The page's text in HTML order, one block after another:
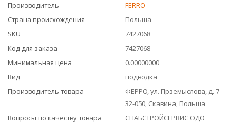
Производитель
FERRO
Страна происхождения
Польша
SKU
7427068
Код для заказа
7427068
Минимальная цена
0.00000000
Вид
подводка
Производитель товара
ФЕРРО, ул. Прземыслова, д. 7
32-050, Скавина, Польша
Вопросы по качеству товара
СНАБСТРОЙСЕРВИС ОДО